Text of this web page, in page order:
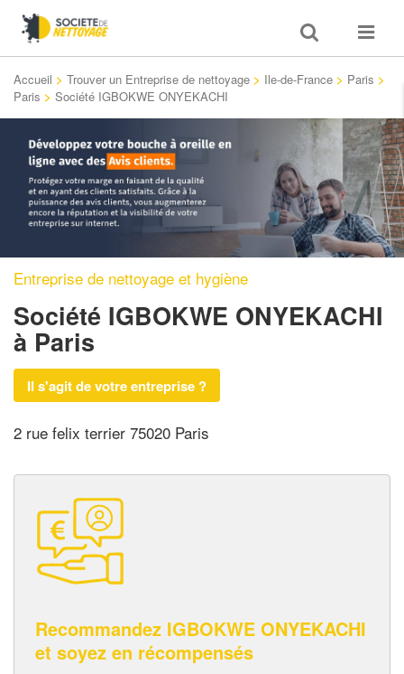
Toggle
search
Toggle
Accueil > Trouver un Entreprise de nettoyage > Ile-de-France > Paris >
Paris > Société IGBOKWE ONYEKACHI
Entreprise de nettoyage et hygiène
Société IGBOKWE ONYEKACHI
à Paris
Il s'agit de votre entreprise ?
2 rue felix terrier 75020 Paris
Recommandez IGBOKWE ONYEKACHI
et soyez en récompensés